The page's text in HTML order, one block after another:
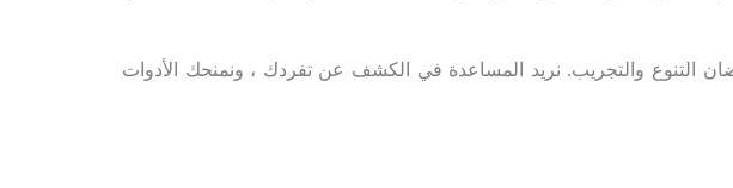
التنوع والتجريب. نريد المساعدة في الكشف عن تفردك ، ونمنحك الأدوات